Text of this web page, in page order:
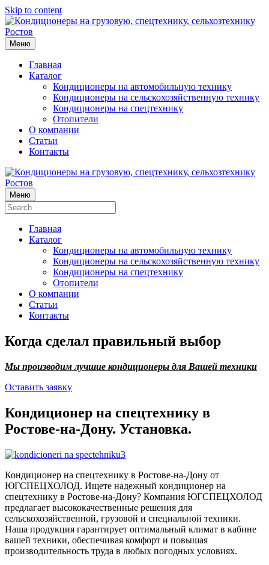
Skip to content
Меню
Главная
Каталог
Кондиционеры на автомобильную технику
Кондиционеры на сельскохозяйственную технику
Кондиционеры на спецтехнику
Отопители
О компании
Статьи
Контакты
Меню
Главная
Каталог
Кондиционеры на автомобильную технику
Кондиционеры на сельскохозяйственную технику
Кондиционеры на спецтехнику
Отопители
О компании
Статьи
Контакты
Когда сделал правильный выбор
Мы производим лучшие кондиционеры для Вашей техники
Оставить заявку
Кондиционер на спецтехнику в
Ростове-на-Дону. Установка.
Кондиционер на спецтехнику в Ростове-на-Дону от
ЮГСПЕЦХОЛОД. Ищете надежный кондиционер на
спецтехнику в Ростове-на-Дону? Компания ЮГСПЕЦХОЛОД
предлагает высококачественные решения для
сельскохозяйственной, грузовой и специальной техники.
Наша продукция гарантирует оптимальный климат в кабине
вашей техники, обеспечивая комфорт и повышая
производительность труда в любых погодных условиях.